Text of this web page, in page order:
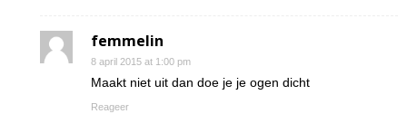
femmelin
8 april 2015 at 1:00 pm
Maakt niet uit dan doe je je ogen dicht
Reageer